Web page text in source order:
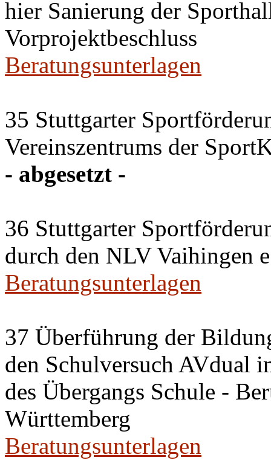
hier Sanierung der
Vorprojektbeschluss
Beratungsunterlagen
35 Stuttgarter
Vereinszentrums der
- abgesetzt -
36 Stuttgarter
durch den NLV Vaihingen
Beratungsunterlagen
37 Überführung der
den Schulversuch AVdual
des Übergangs Schule -
Württemberg
Beratungsunterlagen